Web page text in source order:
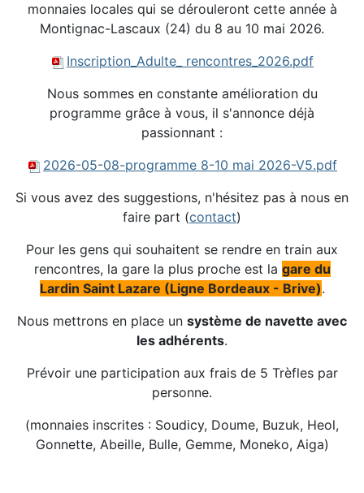
monnaies locales qui se dérouleront cette année à
Montignac-Lascaux (24) du 8 au 10 mai 2026.
Inscription_Adulte_ rencontres_2026.pdf
Nous sommes en constante amélioration du
programme grâce à vous, il s'annonce déjà
passionnant :
2026-05-08-programme 8-10 mai 2026-V5.pdf
Si vous avez des suggestions, n'hésitez pas à nous en
faire part (contact)
Pour les gens qui souhaitent se rendre en train aux
rencontres, la gare la plus proche est la gare du
Lardin Saint Lazare (Ligne Bordeaux - Brive).
Nous mettrons en place un système de navette avec
les adhérents.
Prévoir une participation aux frais de 5 Trèfles par
personne.
(monnaies inscrites : Soudicy, Doume, Buzuk, Heol,
Gonnette, Abeille, Bulle, Gemme, Moneko, Aiga)